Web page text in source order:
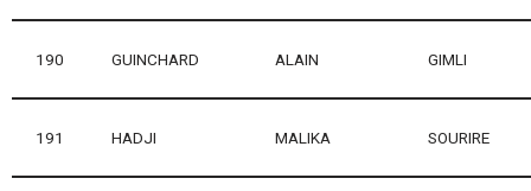
190 GUINCHARD ALAIN GIMLI
191 HADJI MALIKA SOURIRE